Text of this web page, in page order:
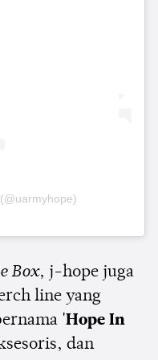
Box, j-hope juga
line yang
'Hope In
dan